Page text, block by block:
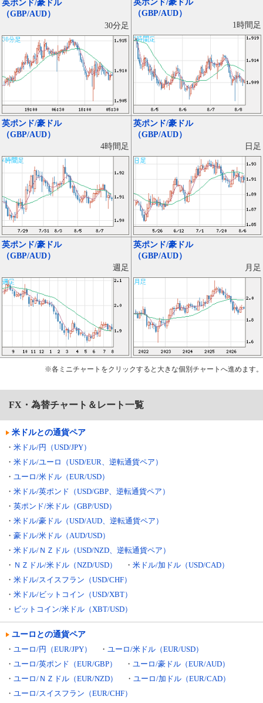
英ポンド/豪ドル
（GBP/AUD）
30分足
英ポンド/豪ドル
（GBP/AUD）
1時間足
英ポンド/豪ドル
（GBP/AUD）
4時間足
英ポンド/豪ドル
（GBP/AUD）
日足
英ポンド/豪ドル
（GBP/AUD）
週足
英ポンド/豪ドル
（GBP/AUD）
月足
※各ミニチャートをクリックすると大きな個別チャートへ進めます。
FX・為替チャート＆レート一覧
米ドルとの通貨ペア
・ 米ドル/円（USD/JPY）
・ 米ドル/ユーロ（USD/EUR、逆転通貨ペア）
・ ユーロ/米ドル（EUR/USD）
・ 米ドル/英ポンド（USD/GBP、逆転通貨ペア）
・ 英ポンド/米ドル（GBP/USD）
・ 米ドル/豪ドル（USD/AUD、逆転通貨ペア）
・ 豪ドル/米ドル（AUD/USD）
・ 米ドル/ＮＺドル（USD/NZD、逆転通貨ペア）
・ ＮＺドル/米ドル（NZD/USD） ・ 米ドル/加ドル（USD/CAD）
・ 米ドル/スイスフラン（USD/CHF）
・ 米ドル/ビットコイン（USD/XBT）
・ ビットコイン/米ドル（XBT/USD）
ユーロとの通貨ペア
・ ユーロ/円（EUR/JPY） ・ ユーロ/米ドル（EUR/USD）
・ ユーロ/英ポンド（EUR/GBP） ・ ユーロ/豪ドル（EUR/AUD）
・ ユーロ/ＮＺドル（EUR/NZD） ・ ユーロ/加ドル（EUR/CAD）
・ ユーロ/スイスフラン（EUR/CHF）